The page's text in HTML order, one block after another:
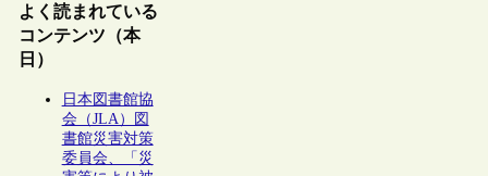
よく読まれている
コンテンツ（本
日）
日本図書館協
会（JLA）図
書館災害対策
委員会、「災